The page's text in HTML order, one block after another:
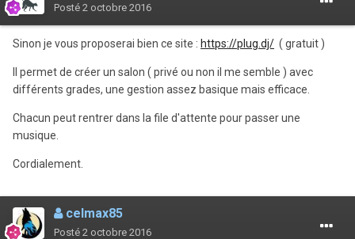
Posté 2 octobre 2016
Sinon je vous proposerai bien ce site : https://plug.dj/ ( gratuit )
Il permet de créer un salon ( privé ou non il me semble ) avec
différents grades, une gestion assez basique mais efficace.
Chacun peut rentrer dans la file d'attente pour passer une
musique.
Cordialement.
celmax85
Posté 2 octobre 2016